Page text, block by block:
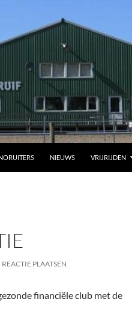
NIEUWS VRIJRIJDEN
REACTIE PLAATSEN
financiële club met de